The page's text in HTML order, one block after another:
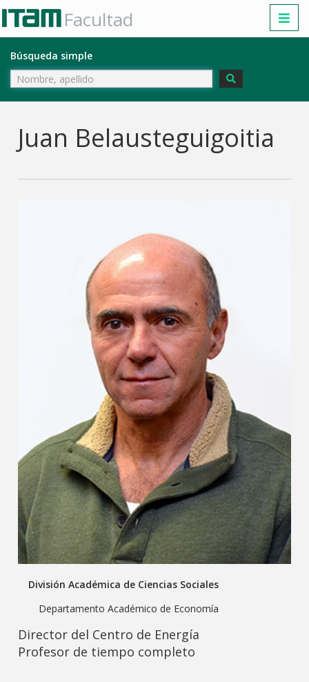
Facultad
Búsqueda simple
Juan Belausteguigoitia
División Académica de Ciencias Sociales
Departamento Académico de Economía
Director del Centro de Energía
Profesor de tiempo completo